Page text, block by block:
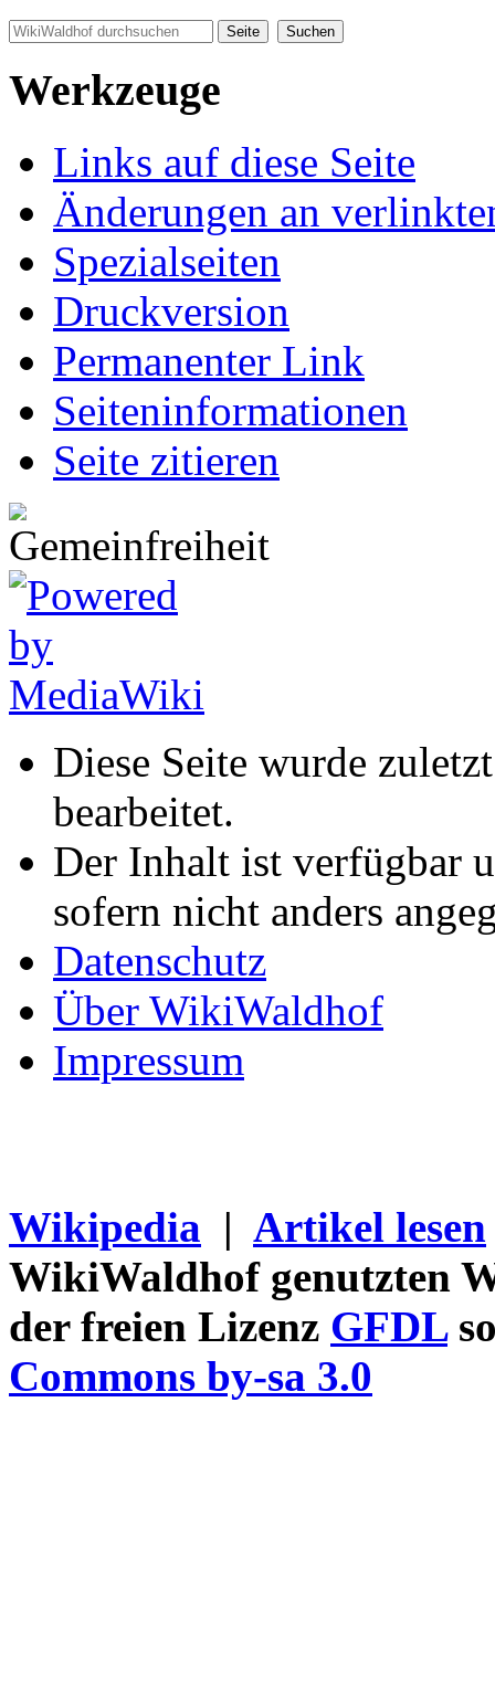
Werkzeuge
Links auf diese Seite
Änderungen an
Spezialseiten
Druckversion
Permanenter Link
Seiten­informationen
Seite zitieren
Diese Seite wurde
bearbeitet.
Der Inhalt ist verfügbar
sofern nicht anders
Datenschutz
Über WikiWaldhof
Impressum
Wikipedia | Artikel lesen
WikiWaldhof genutzten
der freien Lizenz GFDL
Commons by-sa 3.0